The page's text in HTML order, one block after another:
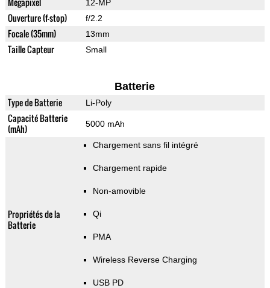
12-MP
Ouverture (f-stop) f/2.2
Focale (35mm) 13mm
Taille Capteur Small
Batterie
Type de Batterie Li-Poly
Capacité Batterie
(mAh)
5000 mAh
Propriétés de la
Batterie
Chargement sans fil intégré
Chargement rapide
Non-amovible
Qi
PMA
Wireless Reverse Charging
USB PD